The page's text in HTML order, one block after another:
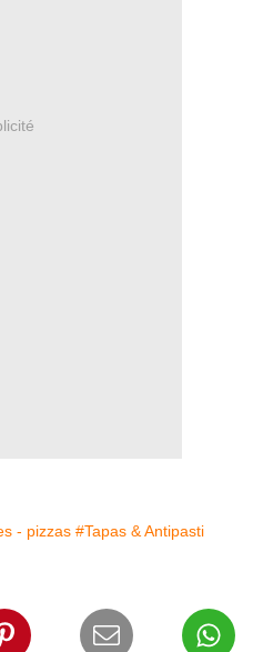
- pizzas #Tapas & Antipasti